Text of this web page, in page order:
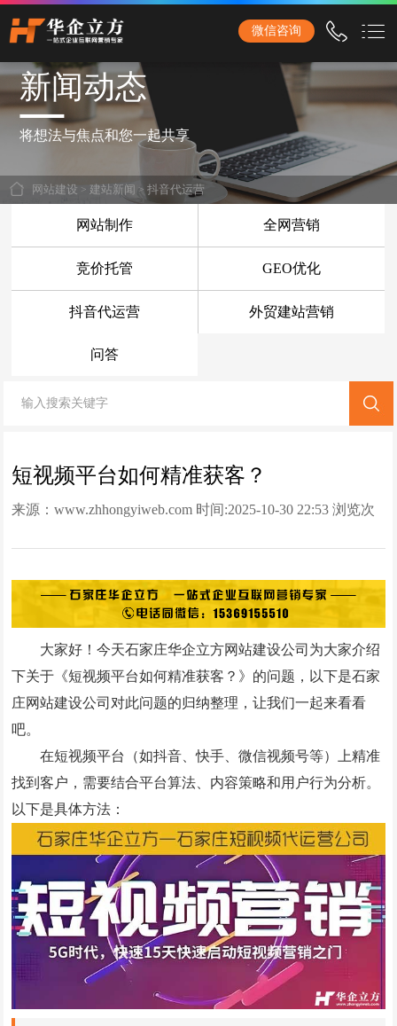
建设、品牌网站建设、响应式网站建设、手机网站建设、网站改版、竞价托管、小程
序开发等服务！
首页
网站建设
外贸网站建设
响应式网站建设
品牌网站建设
商城网站建设
竞价托管
全网营销
百家号代运营
爱采购代运营
知乎代运营
geo
网站建设案例
微信小程序案例
竞价托管案例
网站优化案例
全网营销案例
解决方案
微信咨询
新闻动态
将想法与焦点和您一起共享
网站建设 > 建站新闻 >抖音代运营
网站制作 全网营销
竞价托管 GEO优化
抖音代运营 外贸建站营销
问答
短视频平台如何精准获客？
来源：www.zhhongyiweb.com 时间:2025-10-30 22:53 浏览次
数:36484次
大家好！今天石家庄华企立方网站建设公司为大家介绍
下关于《短视频平台如何精准获客？》的问题，以下是石家
庄网站建设公司对此问题的归纳整理，让我们一起来看看
吧。
在短视频平台（如抖音、快手、微信视频号等）上精准
找到客户，需要结合平台算法、内容策略和用户行为分析。
以下是具体方法：